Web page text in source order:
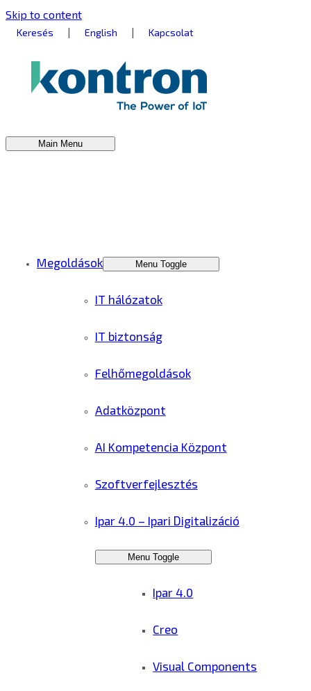
Skip to content
Keresés | English | Kapcsolat
Main Menu
Megoldások Menu Toggle
IT hálózatok
IT biztonság
Felhőmegoldások
Adatközpont
AI Kompetencia Központ
Szoftverfejlesztés
Ipar 4.0 – Ipari Digitalizáció
Menu Toggle
Ipar 4.0
Creo
Visual Components